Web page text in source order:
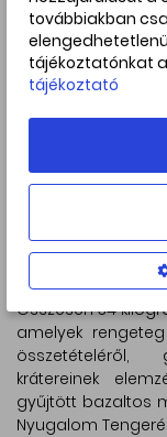
3. kép: Az
visszamaradt
fényképe az LRO
Másnap a
Összesen 34
amelyek
összetételéről,
krátereinek
gyűjtött bazaltos
Nyugalom
továbbiakban
tájékoztatónkat a
tájékoztató